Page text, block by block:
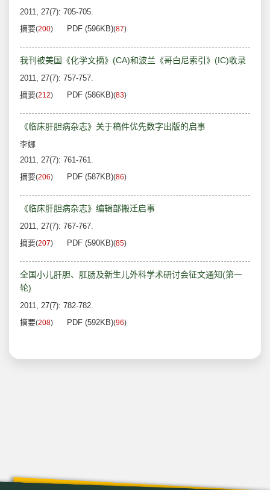
2011, 27(7): 705-705.
摘要(200) PDF (596KB)(87)
我刊被美国《化学文摘》(CA)和波兰《哥白尼索引》(IC)收录
2011, 27(7): 757-757.
摘要(212) PDF (586KB)(83)
《临床肝胆病杂志》关于稿件优先数字出版的启事
李娜
2011, 27(7): 761-761.
摘要(206) PDF (587KB)(86)
《临床肝胆病杂志》编辑部搬迁启事
2011, 27(7): 767-767.
摘要(207) PDF (590KB)(85)
全国小儿肝胆、肛肠及新生儿外科学术研讨会征文通知(第一
轮)
2011, 27(7): 782-782.
摘要(208) PDF (592KB)(96)